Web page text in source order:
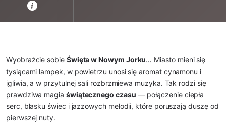
Wyobraźcie sobie Święta w Nowym Jorku… Miasto mieni się
tysiącami lampek, w powietrzu unosi się aromat cynamonu i
igliwia, a w przytulnej sali rozbrzmiewa muzyka. Tak rodzi się
prawdziwa magia świątecznego czasu — połączenie ciepła
serc, blasku świec i jazzowych melodii, które poruszają duszę od
pierwszej nuty.